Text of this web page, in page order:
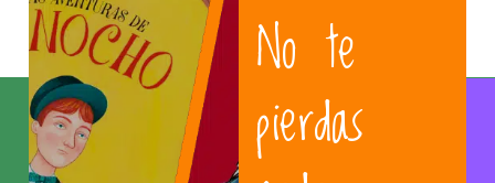
No te
pierdas